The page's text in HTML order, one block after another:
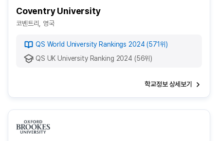
Coventry University
코벤트리, 영국
QS World University Rankings 2024 (571위)
QS UK University Ranking 2024 (56위)
학교정보 상세보기